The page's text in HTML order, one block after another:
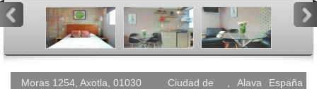
Moras 1254, Axotla, 01030
Ciudad de
Alava España